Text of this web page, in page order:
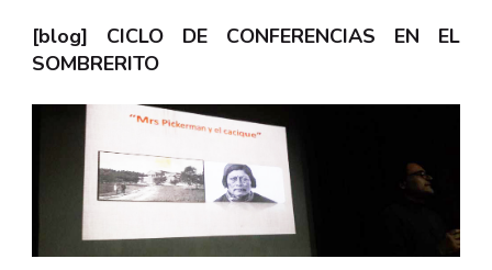
[blog] CICLO DE CONFERENCIAS EN EL
SOMBRERITO